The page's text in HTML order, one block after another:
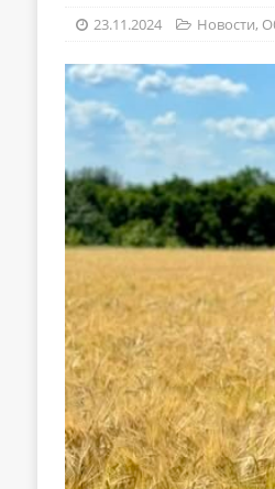
23.11.2024 Новости,